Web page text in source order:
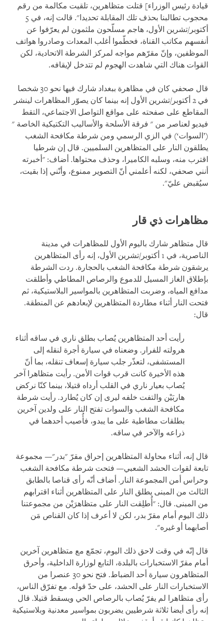
قيادة رئيس الوزراء] قتلت متظاهرين، تلقيت مكالمة من رقم
محجوب تطالبنا بحذف تلك المقابلة تحديدا". قالت إنه، في 5
أكتوبر/تشرين الأول، هاجم مسلّحون ملثمون لم يعرّفوا عن
أنفسهم مكاتب القناة، فحطّموا أغلب المعدات وصادروا هواتف
الموظفين، وإنّ مقرّهم مواجه لمركز الشرطة الاتحادية، لكن
القوات هناك التي شاهدت الهجوم لم تتدخل لإيقافه.
قال صحفي كان في مظاهرة ببغداد شارك فيها نحو 30 شخصا
في 2 أكتوبر/تشرين الأول إنه بينما كان يصوّر المظاهرات لينشر
المقاطع على صفحته على مواقع التواصل الاجتماعي، التقط
فيديو لعناصر من " فرقة الأسلحة والأساليب التكتيكية الخاصة "
(’السوات‘) في الزي الرسمي ومن شرطة مكافحة الشغب
يطلقون النار على المتظاهرين السلميين. قال إن شرطيا
اقترب منه، وسلبه الكاميرا، وحذف محتواها. أضاف: "أخبرته
أنني صحفي، لكنه أعلمني أنّ التصوير ممنوع، وأنّني إذا بقيت،
سيُقبض عليّ".
مظاهرات ذي قار
قال متظاهر شارك باليوم الأول للمظاهرات في مدينة
الناصرية، في 1 أكتوبر/تشرين الأول، إنه رأى المتظاهرين
يرشقون شرطة مكافحة الشغب بالحجارة. ردت الشرطة
بإطلاق الغاز المسيل للدموع والرصاص المطاطي وأطلقت
مدافع المياه، وضربت المتظاهرين بالمواسير البلاستيكية، ثم
فتحت النار أثناء مطاردة المتظاهرين لإبعادهم عن المنطقة.
قال:
رأيت أحد المتظاهرين يُصاب بطلق ناري في ساقه أثناء
هرولته للفرار. وضعناه في سيارة أجرة لنقله إلى
المستشفى، لتعذّر جلب سيارة إسعاف تنقله، بما أنّ
هذه الأخيرة كانت قرب قوات الأمن. رأيت متظاهرا آخر
يُصاب بعيار ناري في القلب أرداه قتيلا، بينما كنّا نركض
هاربَيْن والتفت خلفه ليرى إن كان يُطارد. رأيت شرطة
مكافحة الشغب والسوات تفتح النار على ولدين آخرين
بطلقات مطاطية على ما يبدو، فأُصيب أحدهما في
ذراعه والآخر في ساقه.
قال إنه، أثناء محاولة المتظاهرين إحراق مقرّ "بدر"— مجموعة
تابعة لقوات الحشد الشعبي— فتحت شرطة مكافحة الشغب
وحراس أمن المجموعة النار. أضاف أنّه رأى قناصا بالطابق
الثالث من المبنى يطلق النار على المتظاهرين أثناء اقترابهم
من المبنى. قال: "أُطلِقت النار على متظاهرَيْن من مجموعتنا
ذلك اليوم أمام مقرّ بدر، لكن لا أعرف إذا كان القناص مَن
أصابهما أو غيره".
قال إنّه في وقت لاحق ذلك اليوم، تجمّع مع متظاهرين آخرين
أمام مقرّ الاستخبارات بالبلدة، التابع لوزارة الداخلية، وأحرق
المتظاهرون سيارة أحد الضباط. فتح نحو 30 عنصرا من
الاستخبارات النار على الحشد، على حدّ قوله. مع تفرّق الناس،
رأى متظاهرا لم يفرّ يُصاب بالرصاص الحي ويسقط قتيلا. قال
إنه رأى أيضا ثلاثة شرطيين يضربون بمواسير معدنية وبلاستيكية